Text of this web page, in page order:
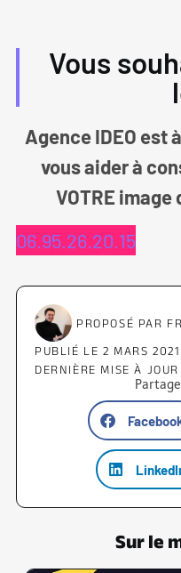
Vous
Agence IDEO est
vous aider à
VOTRE image
06.95.26.20.15
PROPOSÉ PAR
PUBLIÉ LE 2 MARS 2021
DERNIÈRE MISE À
Sur le